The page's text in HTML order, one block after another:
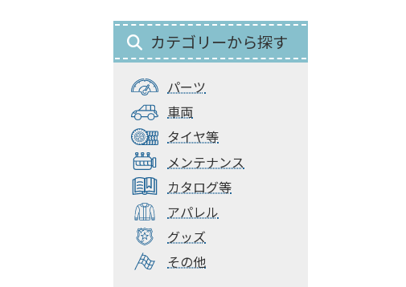
カテゴリーから探す
パーツ
車両
タイヤ等
メンテナンス
カタログ等
アパレル
グッズ
その他